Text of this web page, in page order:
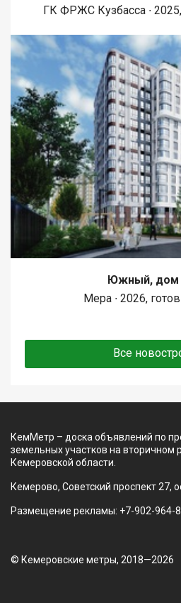
ГК ФРЖС Кузбасса ∙
Южный, дом
Мера ∙ 2026,
Все
КемМетр – доска объявлений по
земельных участков на вторичном
Кемеровской области.
Кемерово, Советский проспект 27,
Размещение рекламы: +7-902-964-
© Кемеровские метры, 2018—2026